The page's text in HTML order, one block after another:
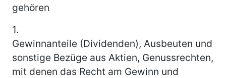
gehören
1.
Gewinnanteile (Dividenden), Ausbeuten und
sonstige Bezüge aus Aktien, Genussrechten,
mit denen das Recht am Gewinn und